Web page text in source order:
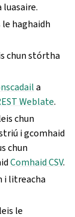
luasaire.
le haghaidh
chun stórtha
a
Weblate.
chun
i gcomhaid
chun
Comhaid CSV.
i litreacha
leis le